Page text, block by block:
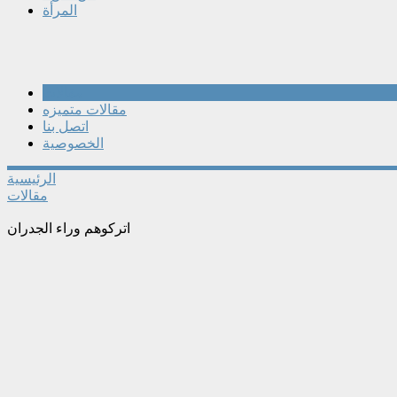
المرأة
مقالات متميزه
اتصل بنا
الخصوصية
الرئيسية
مقالات
اتركوهم وراء الجدران